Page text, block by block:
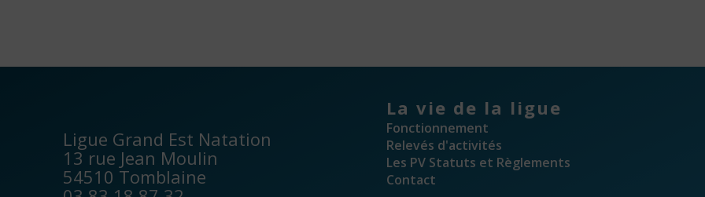
Ligue Grand Est Natation
13 rue Jean Moulin
54510 Tomblaine
La vie de la ligue
Fonctionnement
Relevés d'activités
Les PV Statuts et Règlements
Contact